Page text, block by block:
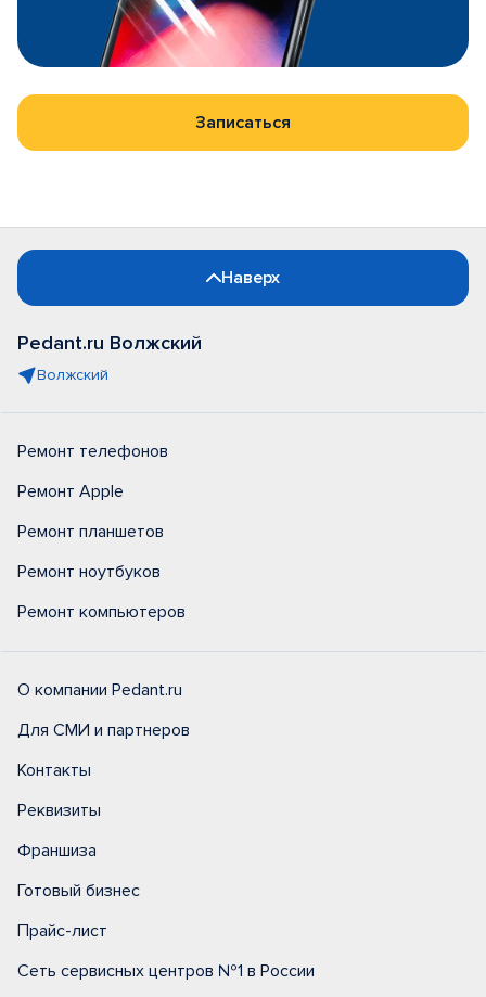
Записаться
Наверх
Pedant.ru Волжский
Волжский
Ремонт телефонов
Ремонт Apple
Ремонт планшетов
Ремонт ноутбуков
Ремонт компьютеров
О компании Pedant.ru
Для СМИ и партнеров
Контакты
Реквизиты
Франшиза
Готовый бизнес
Прайс-лист
Сеть сервисных центров №1 в России